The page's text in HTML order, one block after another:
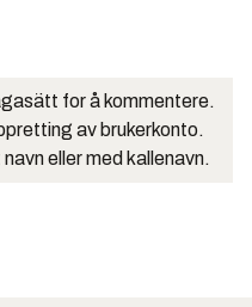
for å kommentere.
av brukerkonto.
eller med kallenavn.